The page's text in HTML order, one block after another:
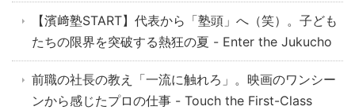
【濱﨑塾START】代表から「塾頭」へ（笑）。子ども
たちの限界を突破する熱狂の夏 - Enter the Jukucho
前職の社長の教え「一流に触れろ」。映画のワンシー
ンから感じたプロの仕事 - Touch the First-Class